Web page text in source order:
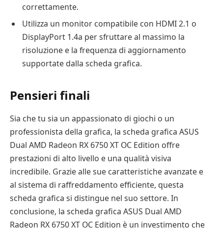
correttamente.
Utilizza un monitor compatibile con HDMI 2.1 o
DisplayPort 1.4a per sfruttare al massimo la
risoluzione e la frequenza di aggiornamento
supportate dalla scheda grafica.
Pensieri finali
Sia che tu sia un appassionato di giochi o un
professionista della grafica, la scheda grafica ASUS
Dual AMD Radeon RX 6750 XT OC Edition offre
prestazioni di alto livello e una qualità visiva
incredibile. Grazie alle sue caratteristiche avanzate e
al sistema di raffreddamento efficiente, questa
scheda grafica si distingue nel suo settore. In
conclusione, la scheda grafica ASUS Dual AMD
Radeon RX 6750 XT OC Edition è un investimento che